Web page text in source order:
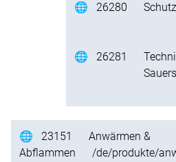
🌐 26280
🌐 26281
🌐 23151
Anwärmen &
Abflammen
/de/produkte/